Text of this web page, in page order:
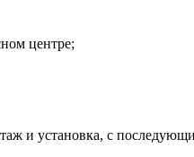
центре;
и установка, с